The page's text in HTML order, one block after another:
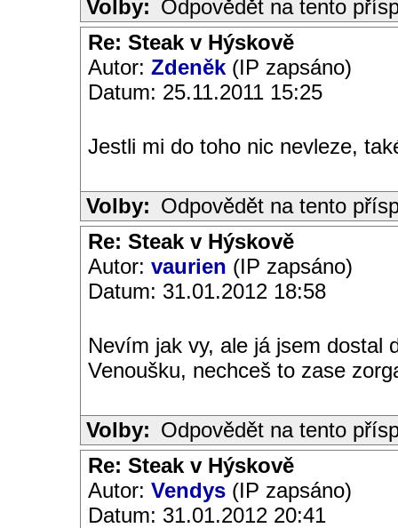
Volby: Odpovědět na tento
Re: Steak v Hýskově
Autor: Zdeněk (IP zapsáno)
Datum: 25.11.2011 15:25
Jestli mi do toho nic nevleze,
Volby: Odpovědět na tento
Re: Steak v Hýskově
Autor: vaurien (IP zapsáno)
Datum: 31.01.2012 18:58
Nevím jak vy, ale já jsem dostal
Venoušku, nechceš to zase
Volby: Odpovědět na tento
Re: Steak v Hýskově
Autor: Vendys (IP zapsáno)
Datum: 31.01.2012 20:41